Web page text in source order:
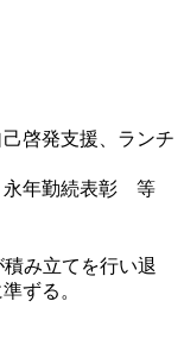
啓発支援、ランチ
永年勤続表彰 等
み立てを行い退
ずる。